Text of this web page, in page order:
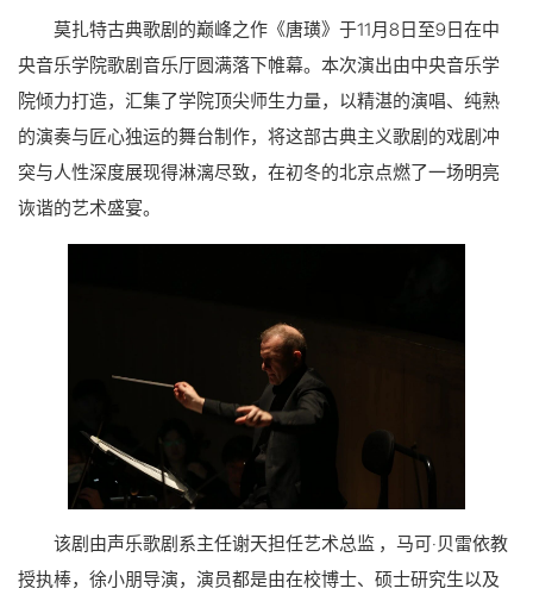
莫扎特古典歌剧的巅峰之作《唐璜》于11月8日至9日在中
央音乐学院歌剧音乐厅圆满落下帷幕。本次演出由中央音乐学
院倾力打造，汇集了学院顶尖师生力量，以精湛的演唱、纯熟
的演奏与匠心独运的舞台制作，将这部古典主义歌剧的戏剧冲
突与人性深度展现得淋漓尽致，在初冬的北京点燃了一场明亮
诙谐的艺术盛宴。
该剧由声乐歌剧系主任谢天担任艺术总监 ，马可·贝雷依教
授执棒，徐小朋导演，演员都是由在校博士、硕士研究生以及